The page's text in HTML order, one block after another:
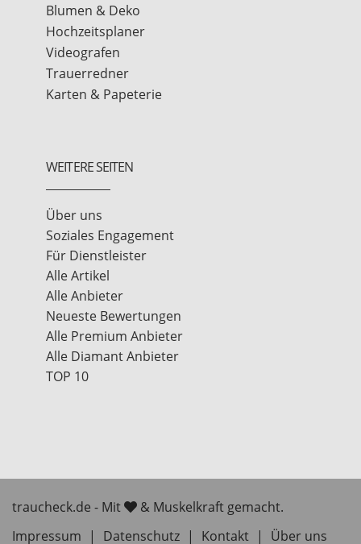
Blumen & Deko
Hochzeitsplaner
Videografen
Trauerredner
Karten & Papeterie
WEITERE SEITEN
Über uns
Soziales Engagement
Für Dienstleister
Alle Artikel
Alle Anbieter
Neueste Bewertungen
Alle Premium Anbieter
Alle Diamant Anbieter
TOP 10
traucheck.de - Mit
& Muskelkraft gemacht.
Impressum
| Datenschutz | Kontakt | Über uns